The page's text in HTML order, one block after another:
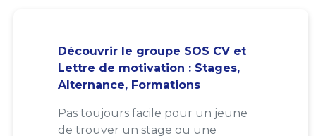
Découvrir le groupe SOS CV et
Lettre de motivation : Stages,
Alternance, Formations
Pas toujours facile pour un jeune
de trouver un stage ou une